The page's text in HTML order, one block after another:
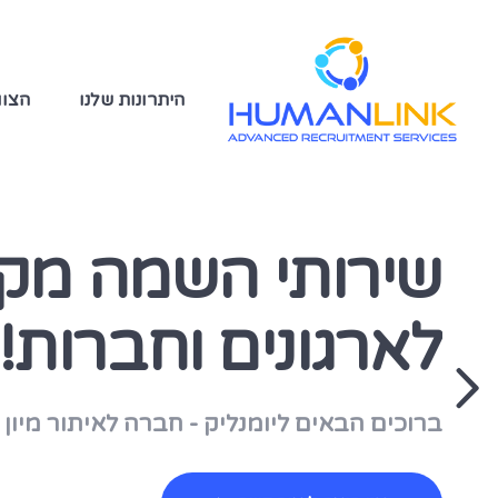
היתרונות שלנו
שירותי השמה
לארגונים וחברות!
ברוכים הבאים ליומנליק - חברה לאיתור מיון